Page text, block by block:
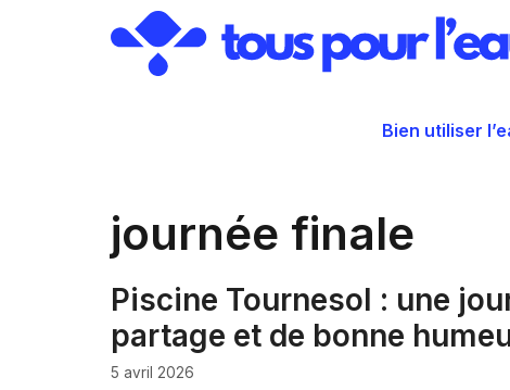
Bien utiliser
journée finale
Piscine Tournesol : une
partage et de bonne
5 avril 2026